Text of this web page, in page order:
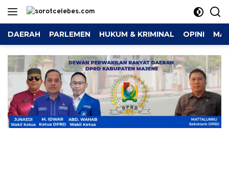
Langsung
DAERAH PARLEMEN HUKUM & KRIMINAL OPINI